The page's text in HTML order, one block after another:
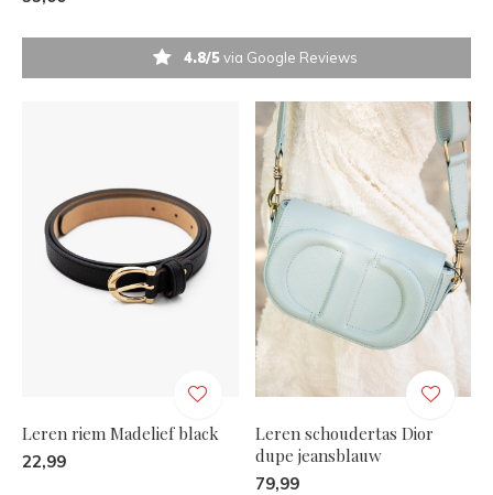
4.8/5via Google Reviews
Leren riem Madelief black
22,99
Leren schoudertas Dior
dupe jeansblauw
79,99